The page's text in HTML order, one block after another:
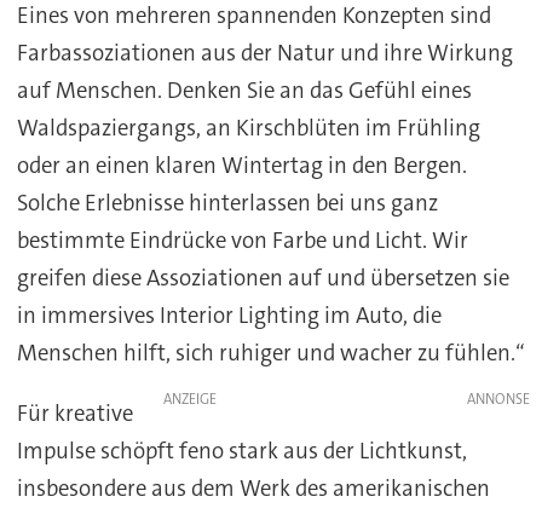
Eines von mehreren spannenden Konzepten sind
Farbassoziationen aus der Natur und ihre Wirkung
auf Menschen. Denken Sie an das Gefühl eines
Waldspaziergangs, an Kirschblüten im Frühling
oder an einen klaren Wintertag in den Bergen.
Solche Erlebnisse hinterlassen bei uns ganz
bestimmte Eindrücke von Farbe und Licht. Wir
greifen diese Assoziationen auf und übersetzen sie
in immersives Interior Lighting im Auto, die
Menschen hilft, sich ruhiger und wacher zu fühlen.“
ANZEIGE
Für kreative
Impulse schöpft feno stark aus der Lichtkunst,
insbesondere aus dem Werk des amerikanischen